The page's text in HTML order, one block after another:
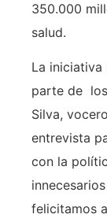
350.000
salud.
La
parte de
Silva,
entrevista
con la
felicitamos